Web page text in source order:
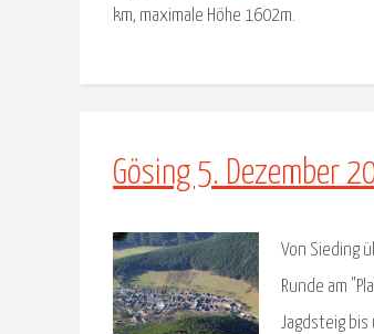
km, maximale Höhe 1602m.
Gösing 5. Dezember
Von Sieding
Runde am
Jagdsteig